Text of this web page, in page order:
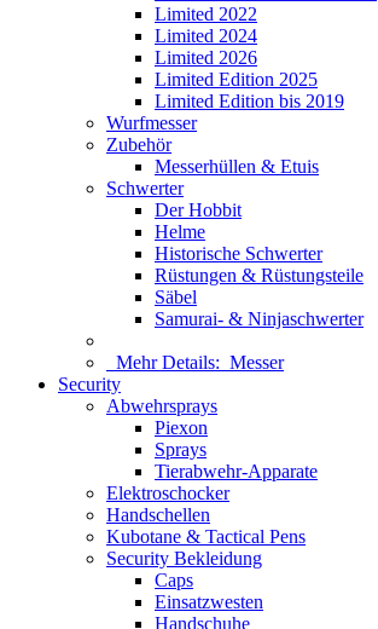
Limited 2022
Limited 2024
Limited 2026
Limited Edition 2025
Limited Edition bis 2019
Wurfmesser
Zubehör
Messerhüllen & Etuis
Schwerter
Der Hobbit
Helme
Historische Schwerter
Rüstungen & Rüstungsteile
Säbel
Samurai- & Ninjaschwerter
Mehr Details: Messer
Security
Abwehrsprays
Piexon
Sprays
Tierabwehr-Apparate
Elektroschocker
Handschellen
Kubotane & Tactical Pens
Security Bekleidung
Caps
Einsatzwesten
Handschuhe